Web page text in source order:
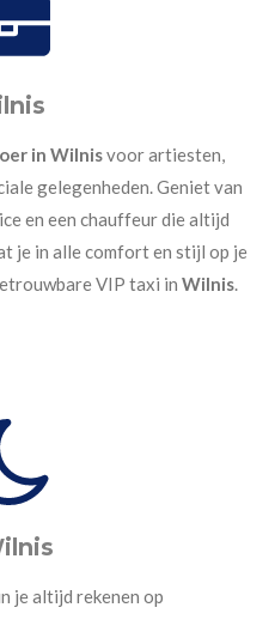
in Wilnisvoor artiesten,
gelegenheden. Geniet van
en een chauffeur die altijd
je in alle comfort en stijl op je
VIP taxi in Wilnis
je altijd rekenen op